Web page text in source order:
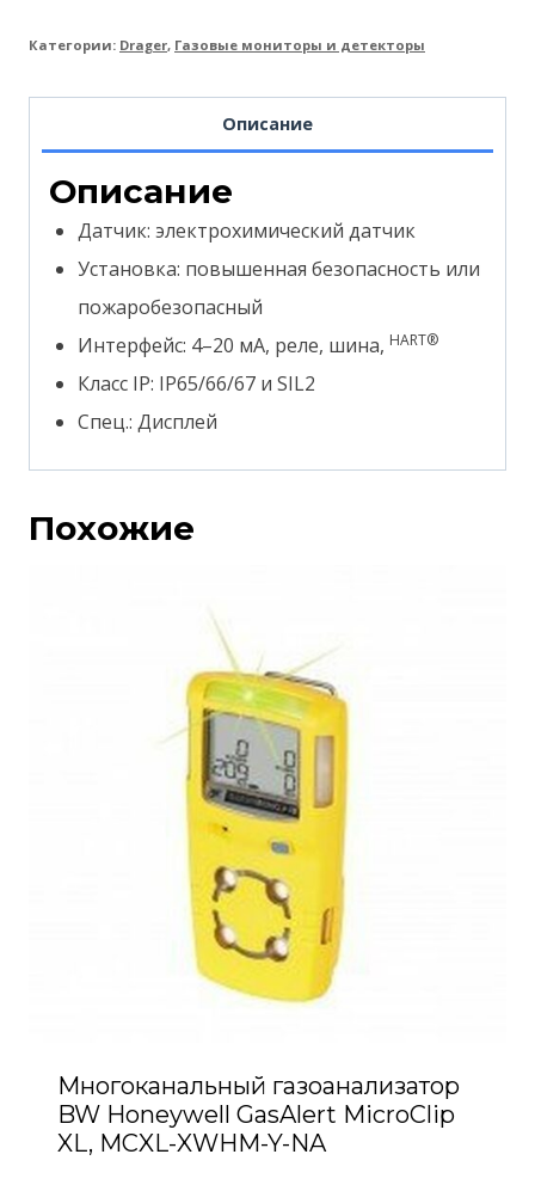
Категории: Drager, Газовые мониторы и детекторы
Описание
Описание
Датчик: электрохимический датчик
Установка: повышенная безопасность или
пожаробезопасный
Интерфейс: 4–20 мА, реле, шина, HART®
Класс IP: IP65/66/67 и SIL2
Спец.: Дисплей
Похожие
Многоканальный газоанализатор
BW Honeywell GasAlert MicroClip
XL, MCXL-XWHM-Y-NA